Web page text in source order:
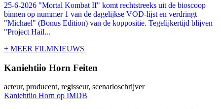
25-6-2026 "Mortal Kombat II" komt rechtstreeks uit de bioscoop
binnen op nummer 1 van de dagelijkse VOD-lijst en verdringt
"Michael" (Bonus Edition) van de koppositie. Tegelijkertijd blijven
"Project Hail...
+ MEER FILMNIEUWS
Kaniehtiio Horn Feiten
acteur, producent, regisseur, scenarioschrijver
Kaniehtiio Horn op IMDB